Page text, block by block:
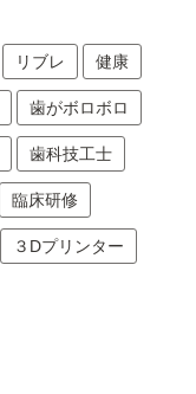
リブレ 健康
歯がボロボロ
歯科技工士
臨床研修
３Dプリンター